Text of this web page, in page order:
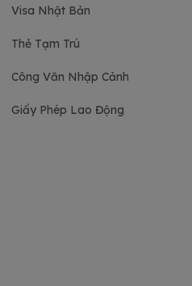
Visa Nhật Bản
Thẻ Tạm Trú
Công Văn Nhập Cảnh
Giấy Phép Lao Động